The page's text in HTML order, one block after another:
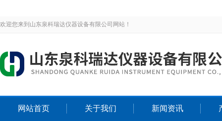
欢迎您来到山东泉科瑞达仪器设备有限公司网站！
网站首页 关于我们 新闻资讯